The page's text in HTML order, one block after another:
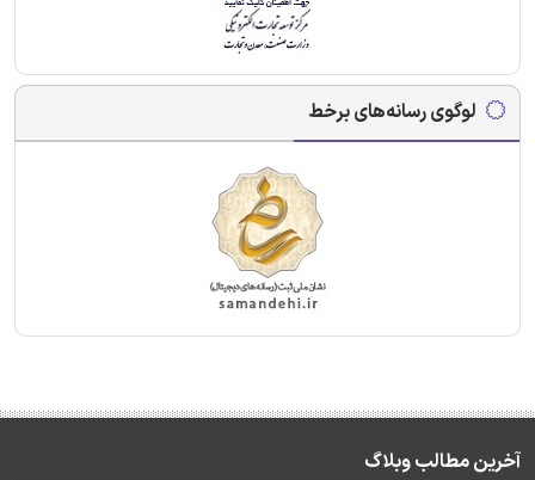
لوگوی رسانه‌های برخط
آخرین مطالب وبلاگ